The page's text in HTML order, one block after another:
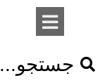
جستجو...